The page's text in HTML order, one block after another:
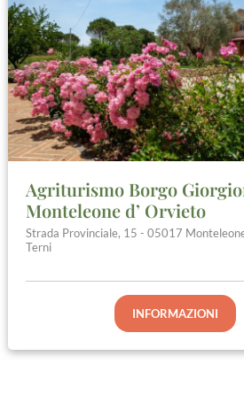
Agriturismo Borgo
Monteleone d’ Orvieto
Strada Provinciale, 15 - 05017
Terni
INFORMAZIONI